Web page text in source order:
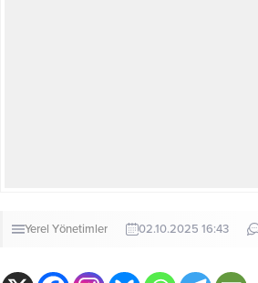
Yerel Yönetimler 02.10.2025 16:43